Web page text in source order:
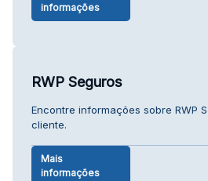
informações
RWP Seguros
Encontre informações sobre RWP
cliente.
Mais
informações